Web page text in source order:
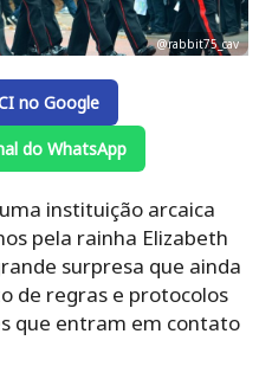
@rabbit75_cav
no Google
do WhatsApp
instituição arcaica
pela rainha Elizabeth
surpresa que ainda
de regras e protocolos
que entram em contato